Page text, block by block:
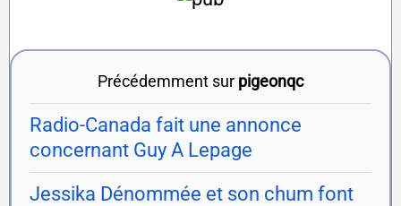
Précédemment sur pigeonqc
Radio-Canada fait une annonce
concernant Guy A Lepage
Jessika Dénommée et son chum font